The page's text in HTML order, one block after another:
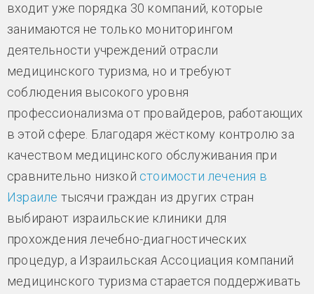
входит уже порядка 30 компаний, которые
занимаются не только мониторингом
деятельности учреждений отрасли
медицинского туризма, но и требуют
соблюдения высокого уровня
профессионализма от провайдеров, работающих
в этой сфере. Благодаря жёсткому контролю за
качеством медицинского обслуживания при
сравнительно низкой стоимости лечения в
Израиле тысячи граждан из других стран
выбирают израильские клиники для
прохождения лечебно-диагностических
процедур, а Израильская Ассоциация компаний
медицинского туризма старается поддерживать